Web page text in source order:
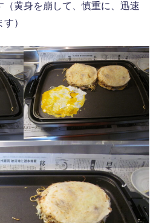
黄身を崩して、慎重に、迅速
）